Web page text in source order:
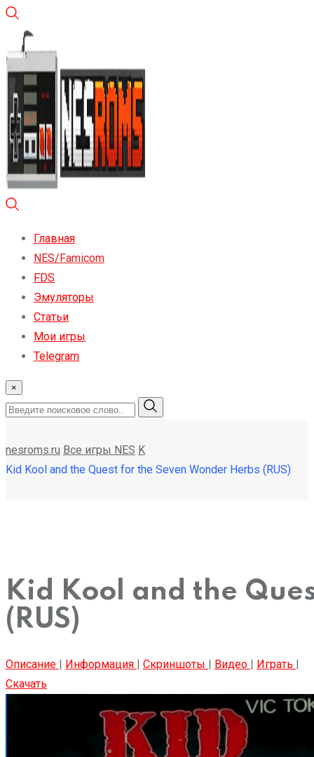
Главная
NES/Famicom
FDS
Эмуляторы
Статьи
Мои игры
Telegram
×
nesroms.ru Все игры NES K
Kid Kool and the Quest for the Seven Wonder Herbs (RUS)
Kid Kool and the
(RUS)
Описание | Информация | Скриншоты | Видео | Играть |
Скачать